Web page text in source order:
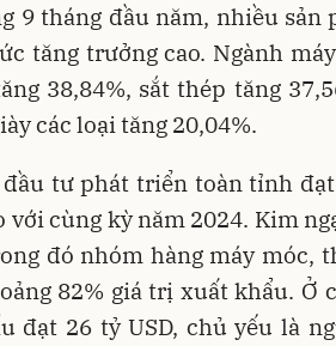
9 tháng đầu năm, nhiều
tăng trưởng cao. Ngành
38,84%, sắt thép tăng
các loại tăng 20,04%.
đầu tư phát triển toàn tỉnh
với cùng kỳ năm 2024. Kim
đó nhóm hàng máy
82% giá trị xuất khẩu. Ở
đạt 26 tỷ USD, chủ yếu là